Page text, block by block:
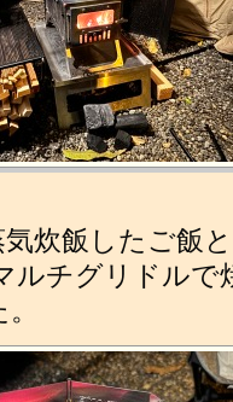
気炊飯したご飯
ルチグリドルで